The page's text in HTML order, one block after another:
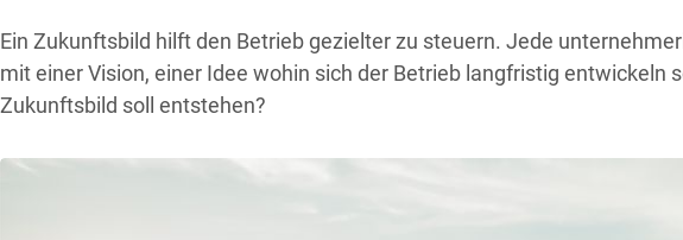
Ein Zukunftsbild hilft den Betrieb gezielter zu steuern. Jede
mit einer Vision, einer Idee wohin sich der Betrieb langfristig entwickeln
Zukunftsbild soll entstehen?